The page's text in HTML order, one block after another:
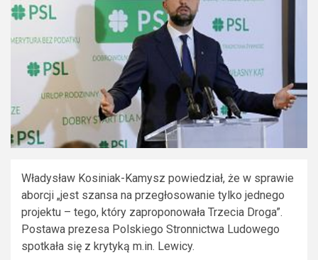
Władysław Kosiniak-Kamysz powiedział, że w sprawie
aborcji „jest szansa na przegłosowanie tylko jednego
projektu – tego, który zaproponowała Trzecia Droga”.
Postawa prezesa Polskiego Stronnictwa Ludowego
spotkała się z krytyką m.in. Lewicy.